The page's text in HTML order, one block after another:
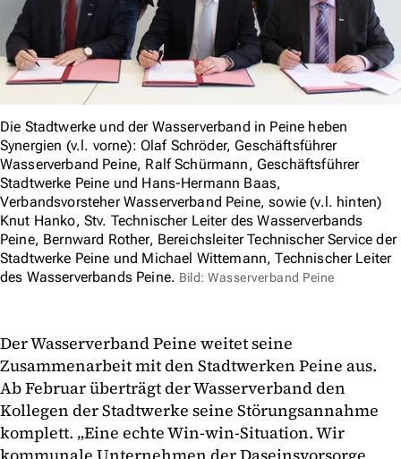
Die Stadtwerke und der Wasserverband in Peine heben
Synergien (v.l. vorne): Olaf Schröder, Geschäftsführer
Wasserverband Peine, Ralf Schürmann, Geschäftsführer
Stadtwerke Peine und Hans-Hermann Baas,
Verbandsvorsteher Wasserverband Peine, sowie (v.l. hinten)
Knut Hanko, Stv. Technischer Leiter des Wasserverbands
Peine, Bernward Rother, Bereichsleiter Technischer Service der
Stadtwerke Peine und Michael Wittemann, Technischer Leiter
des Wasserverbands Peine. Bild: Wasserverband Peine
Der Wasserverband Peine weitet seine
Zusammenarbeit mit den Stadtwerken Peine aus.
Ab Februar überträgt der Wasserverband den
Kollegen der Stadtwerke seine Störungsannahme
komplett. „Eine echte Win-win-Situation. Wir